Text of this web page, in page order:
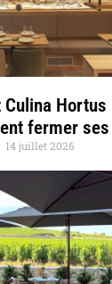
Hortus
fermer
14 juillet 2026